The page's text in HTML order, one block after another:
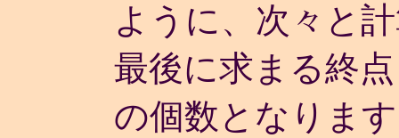
ように、次々と
最後に求まる終
の個数となりま